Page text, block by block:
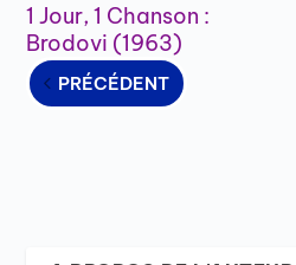
1 Jour, 1 Chanson :
Brodovi (1963)
PRÉCÉDENT